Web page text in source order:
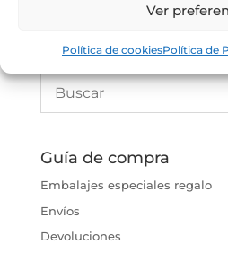
Ver
Política de cookiesPolítica de
Guía de compra
Embalajes especiales regalo
Envíos
Devoluciones